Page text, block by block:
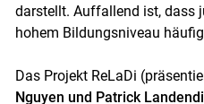
darstellt. Auffallend ist, dass
hohem Bildungsniveau
Das Projekt ReLaDi
Nguyen und Patrick